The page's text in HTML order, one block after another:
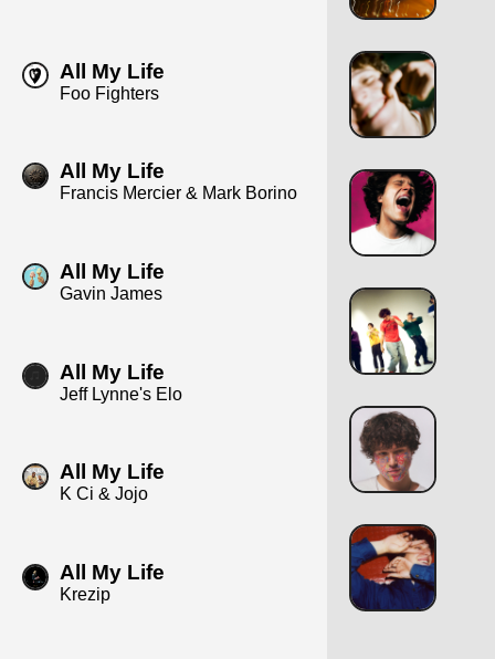
All My Life
Foo Fighters
All My Life
Francis Mercier & Mark Borino
All My Life
Gavin James
All My Life
Jeff Lynne's Elo
All My Life
K Ci & Jojo
All My Life
Krezip